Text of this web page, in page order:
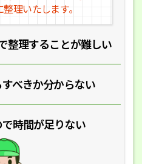
整理することが難しい
べきか分からない
時間が足りない
理いたします｡